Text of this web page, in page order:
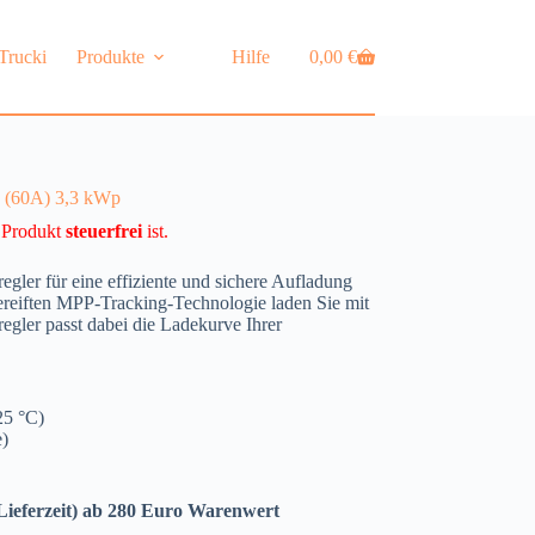
Produkte Hilfe 0,00 €
3,3 kWp
steuerfreiist.
für eine effiziente und sichere Aufladung
MPP-Tracking-Technologie laden Sie mit
passt dabei die Ladekurve Ihrer
°C)
ab 280 Euro Warenwert